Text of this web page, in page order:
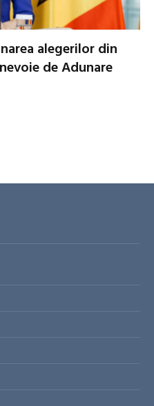
alegerilor din
de Adunare